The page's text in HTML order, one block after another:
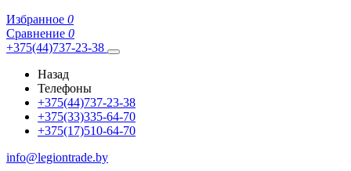
Избранное 0
Сравнение 0
+375(44)737-23-38
Назад
Телефоны
+375(44)737-23-38
+375(33)335-64-70
+375(17)510-64-70
info@legiontrade.by